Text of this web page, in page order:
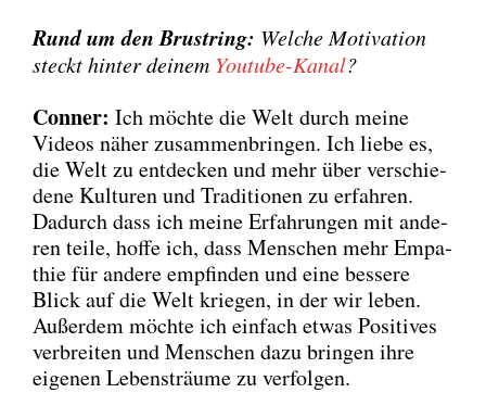
Rund um den Brust­ring: Wel­che Moti­va­ti­on
steckt hin­ter dei­nem You­tube-Kanal?
Con­ner: Ich möch­te die Welt durch mei­ne
Vide­os näher zusam­men­brin­gen. Ich lie­be es,
die Welt zu ent­de­cken und mehr über ver­schie­
de­ne Kul­tu­ren und Tra­di­tio­nen zu erfah­ren.
Dadurch dass ich mei­ne Erfah­run­gen mit ande­
ren tei­le, hof­fe ich, dass Men­schen mehr Empa­
thie für ande­re emp­fin­den und eine bes­se­re
Blick auf die Welt krie­gen, in der wir leben.
Außer­dem möch­te ich ein­fach etwas Posi­ti­ves
ver­brei­ten und Men­schen dazu brin­gen ihre
eige­nen Lebens­träu­me zu ver­fol­gen.